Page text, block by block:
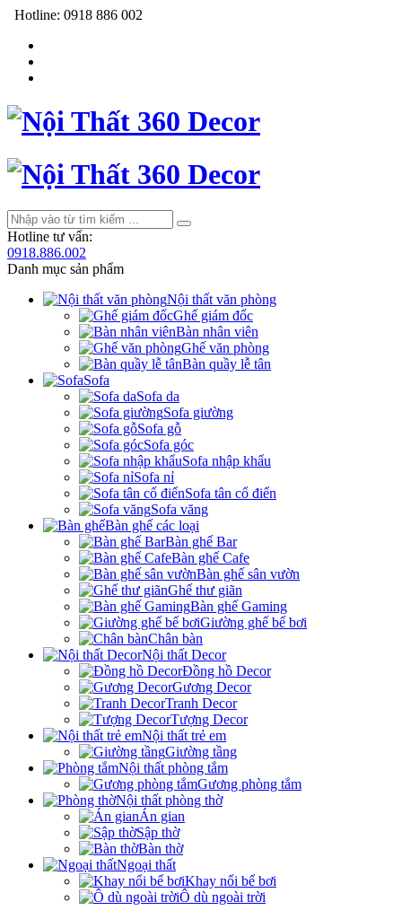
Hotline: 0918 886 002
Hotline tư vấn:
0918.886.002
Danh mục sản phẩm
Nội thất văn phòng
Ghế giám đốc
Bàn nhân viên
Ghế văn phòng
Bàn quầy lễ tân
Sofa
Sofa da
Sofa giường
Sofa gỗ
Sofa góc
Sofa nhập khẩu
Sofa nỉ
Sofa tân cổ điển
Sofa văng
Bàn ghế các loại
Bàn ghế Bar
Bàn ghế Cafe
Bàn ghế sân vườn
Ghế thư giãn
Bàn ghế Gaming
Giường ghế bể bơi
Chân bàn
Nội thất Decor
Đồng hồ Decor
Gương Decor
Tranh Decor
Tượng Decor
Nội thất trẻ em
Giường tầng
Nội thất phòng tắm
Gương phòng tắm
Nội thất phòng thờ
Án gian
Sập thờ
Bàn thờ
Ngoại thất
Khay nổi bể bơi
Ô dù ngoài trời